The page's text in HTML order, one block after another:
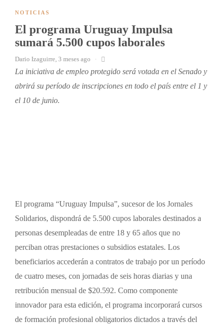
NOTICIAS
El programa Uruguay Impulsa
sumará 5.500 cupos laborales
Dario Izaguirre, 3 meses ago
La iniciativa de empleo protegido será votada en el Senado y
abrirá su período de inscripciones en todo el país entre el 1 y
el 10 de junio.
El programa “Uruguay Impulsa”, sucesor de los Jornales
Solidarios, dispondrá de 5.500 cupos laborales destinados a
personas desempleadas de entre 18 y 65 años que no
perciban otras prestaciones o subsidios estatales. Los
beneficiarios accederán a contratos de trabajo por un período
de cuatro meses, con jornadas de seis horas diarias y una
retribución mensual de $20.592. Como componente
innovador para esta edición, el programa incorporará cursos
de formación profesional obligatorios dictados a través del